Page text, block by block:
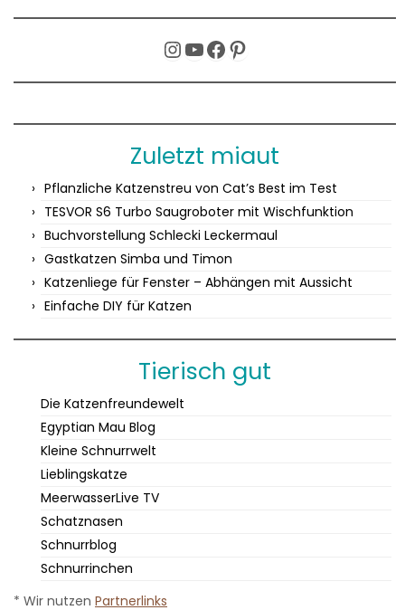
Instagram
YouTube
Facebook
Pinterest
Zuletzt miaut
Pflanzliche Katzenstreu von Cat’s Best im Test
TESVOR S6 Turbo Saugroboter mit Wischfunktion
Buchvorstellung Schlecki Leckermaul
Gastkatzen Simba und Timon
Katzenliege für Fenster – Abhängen mit Aussicht
Einfache DIY für Katzen
Tierisch gut
Die Katzenfreundewelt
Egyptian Mau Blog
Kleine Schnurrwelt
Lieblingskatze
MeerwasserLive TV
Schatznasen
Schnurrblog
Schnurrinchen
* Wir nutzen Partnerlinks